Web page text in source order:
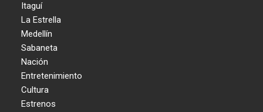
Itaguí
La Estrella
Medellín
Sabaneta
Nación
Entretenimiento
Cultura
Estrenos